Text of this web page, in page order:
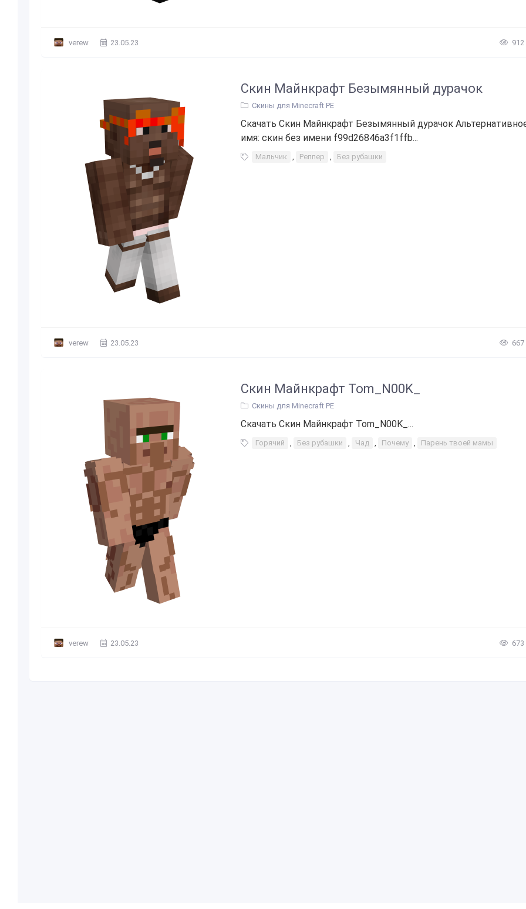
verew 23.05.23 912
Скин Майнкрафт Безымянный дурачок
Скины для Minecraft PE
Скачать Скин Майнкрафт Безымянный дурачок
имя: скин без имени f99d26846a3f1ffb...
Мальчик , Реппер , Без рубашки
verew 23.05.23 667
Скин Майнкрафт Tom_N00K_
Скины для Minecraft PE
Скачать Скин Майнкрафт Tom_N00K_...
Горячий , Без рубашки , Чад , Почему , Парень твоей мамы
verew 23.05.23 673